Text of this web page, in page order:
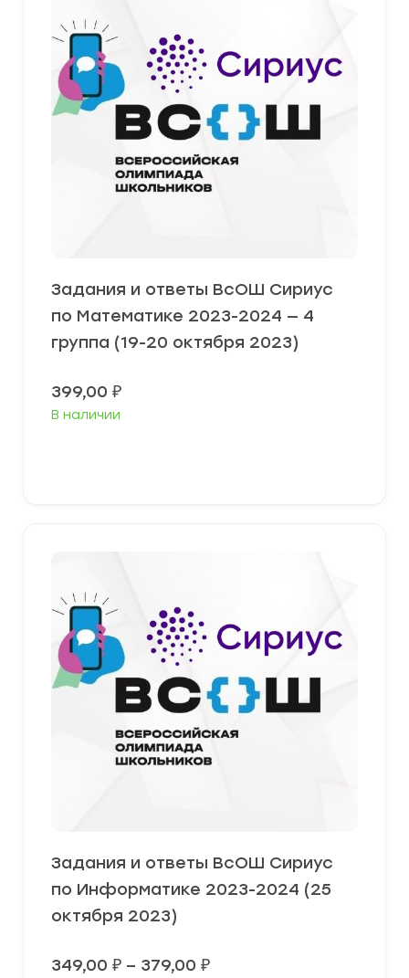
Задания и ответы ВсОШ Сириус
по Математике 2023-2024 — 4
группа (19-20 октября 2023)
399,00 ₽
В наличии
Задания и ответы ВсОШ Сириус
по Информатике 2023-2024 (25
октября 2023)
349,00 ₽ – 379,00 ₽Диапазон